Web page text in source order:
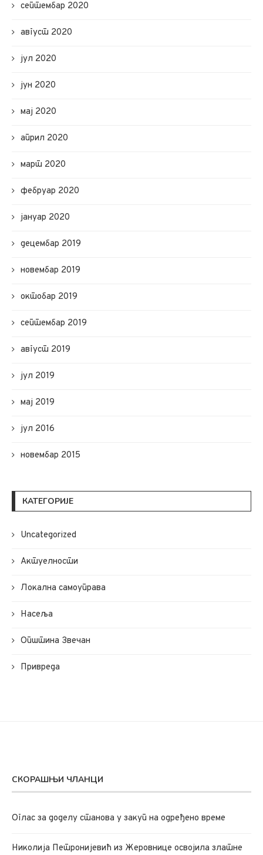
септембар 2020
август 2020
јул 2020
јун 2020
мај 2020
април 2020
март 2020
фебруар 2020
јануар 2020
децембар 2019
новембар 2019
октобар 2019
септембар 2019
август 2019
јул 2019
мај 2019
јул 2016
новембар 2015
КАТЕГОРИЈЕ
Uncategorized
Актуелности
Локална самоуправа
Насеља
Општина Звечан
Привреда
СКОРАШЊИ ЧЛАНЦИ
Oглас за доделу станова у закуп на одређено време
Николија Петронијевић из Жеровнице освојила златне